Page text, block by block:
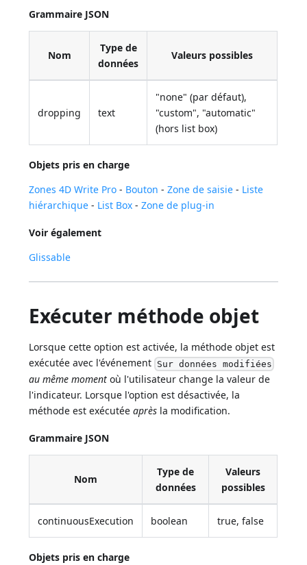
Grammaire JSON
Nom
Type de
données
Valeurs possibles
dropping text
"none" (par défaut),
"custom", "automatic"
(hors list box)
Objets pris en charge
Zones 4D Write Pro - Bouton -Zone de saisie - Liste
hiérarchique - List Box -Zone de plug-in
Voir également
Glissable
Exécuter méthode objet
Lorsque cette option est activée, la méthode objet est
exécutée avec l'événement Sur données modifiées
au même moment où l'utilisateur change la valeur de
l'indicateur. Lorsque l'option est désactivée, la
méthode est exécutéeaprès la modification.
Grammaire JSON
Nom
Type de
données
Valeurs
possibles
continuousExecution boolean true, false
Objets pris en charge